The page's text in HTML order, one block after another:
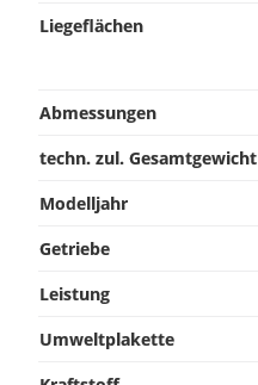
Liegeflächen
Abmessungen
techn. zul. Gesamtgewicht
Modelljahr
Getriebe
Leistung
Umweltplakette